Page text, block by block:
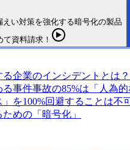
えい対策を強化する暗号化の製品
て資料請求！
企業のインシデントとは？
事件事故の85%は「人為
」を100%回避することは不
めの「暗号化」